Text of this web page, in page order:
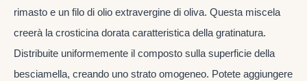
rimasto e un filo di olio extravergine di oliva. Questa miscela
creerà la crosticina dorata caratteristica della gratinatura.
Distribuite uniformemente il composto sulla superficie della
besciamella, creando uno strato omogeneo. Potete aggiungere